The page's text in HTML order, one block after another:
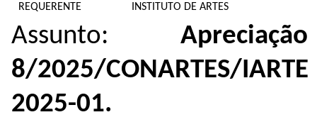
REQUERENTE
INSTITUTO DE ARTES
Assunto:
8/2025/CONARTES/
2025-01.